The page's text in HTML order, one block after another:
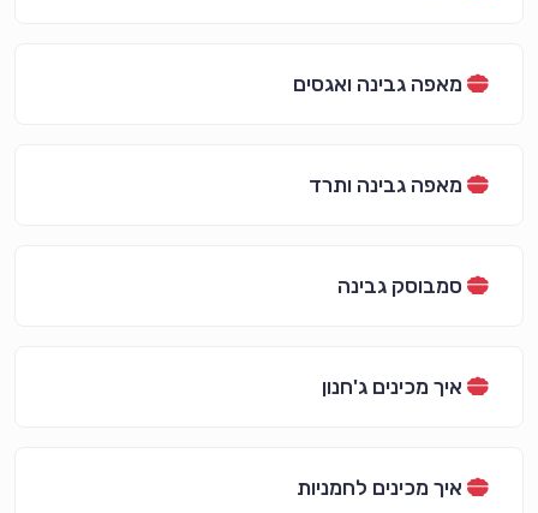
מאפה גבינה ואגסים
מאפה גבינה ותרד
סמבוסק גבינה
איך מכינים ג'חנון
איך מכינים לחמניות